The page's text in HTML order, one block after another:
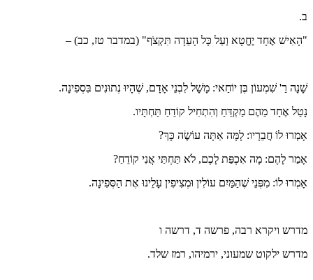
ב.
"הָאִישׁ אֶחָד יֶחֱטָא וְעַל כָּל הָעֵדָה תִּקְצֹף" (במדבר טז, כב) –
שָׁנָה רַ' שִׁמְעוֹן בֶּן יוֹחַאי: מָשָׁל לִבְנֵי אָדָם, שֶׁהָיוּ נְתוּנִים בִּסְפִינָה.
נָטַל אֶחָד מֵהֶם מַקְדֵּחַ וְהִתְחִיל קוֹדֵחַ תַּחְתָּיו.
אָמְרוּ לוֹ חֲבֵרָיו: לָמָּה אַתָּה עוֹשֶׂה כָּךְ?
אָמַר לָהֶם: מָה אִכְפַּת לָכֶם, לֹא תַּחְתַּי אֲנִי קוֹדֵחַ?
אָמְרוּ לוֹ: מִפְּנֵי שֶׁהַמַּיִם עוֹלִין וּמְצִיפִין עָלֵינוּ אֶת הַסְּפִינָה.
מדרש ויקרא רבה, פרשה ד, דרשה ו
מדרש ילקוט שמעוני, ירמיהו, רמז שלד.